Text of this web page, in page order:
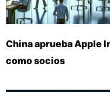
China aprueba Apple
como socios